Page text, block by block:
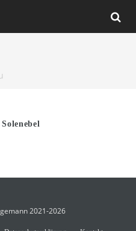
2021-2026